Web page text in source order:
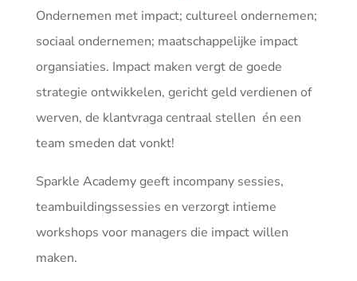
Ondernemen met impact; cultureel ondernemen;
sociaal ondernemen; maatschappelijke impact
organsiaties. Impact maken vergt de goede
strategie ontwikkelen, gericht geld verdienen of
werven, de klantvraga centraal stellen én een
team smeden dat vonkt!
Sparkle Academy geeft incompany sessies,
teambuildingssessies en verzorgt intieme
workshops voor managers die impact willen
maken.